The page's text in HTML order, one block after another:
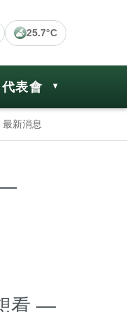
25.7°C
代表會
最新消息
看 —